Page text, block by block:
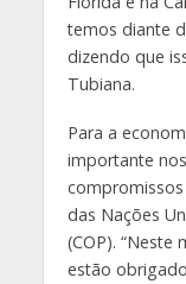
temos diante
dizendo que
Tubiana.
Para a
importante
das Nações
(COP). “Neste
estão